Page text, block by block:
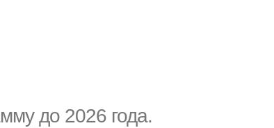
до 2026 года.